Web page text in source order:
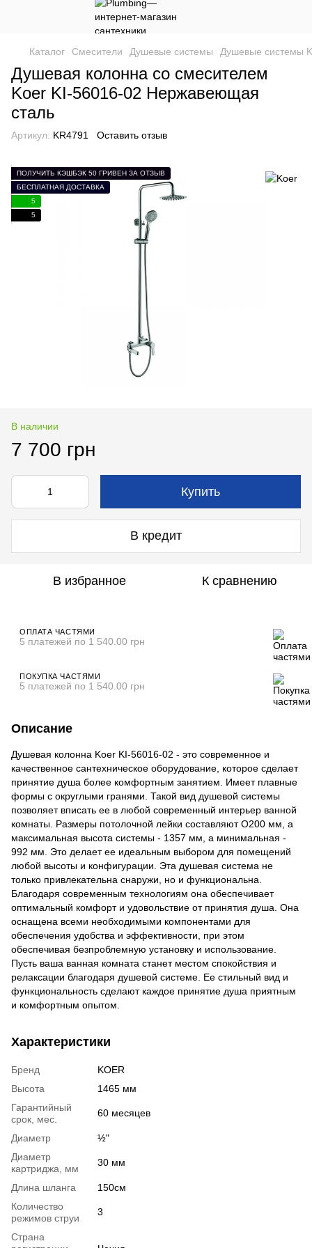
Каталог Смесители Душевые системы Душевые системы
Душевая колонна со смесителем
Koer KI-56016-02 Нержавеющая
сталь
Артикул: KR4791 Оставить отзыв
ПОЛУЧИТЬ КЭШБЭК 50 ГРИВЕН ЗА ОТЗЫВ
БЕСПЛАТНАЯ ДОСТАВКА
5
5
В наличии
7 700 грн
Купить
В кредит
В избранное К сравнению
ОПЛАТА ЧАСТЯМИ
5 платежей по 1 540.00 грн
ПОКУПКА ЧАСТЯМИ
5 платежей по 1 540.00 грн
Описание
Душевая колонна Koer KI-56016-02 - это современное и
качественное сантехническое оборудование, которое сделает
принятие душа более комфортным занятием. Имеет плавные
формы с округлыми гранями. Такой вид душевой системы
позволяет вписать ее в любой современный интерьер ванной
комнаты. Размеры потолочной лейки составляют O200 мм, а
максимальная высота системы - 1357 мм, а минимальная -
992 мм. Это делает ее идеальным выбором для помещений
любой высоты и конфигурации. Эта душевая система не
только привлекательна снаружи, но и функциональна.
Благодаря современным технологиям она обеспечивает
оптимальный комфорт и удовольствие от принятия душа. Она
оснащена всеми необходимыми компонентами для
обеспечения удобства и эффективности, при этом
обеспечивая безпроблемную установку и использование.
Пусть ваша ванная комната станет местом спокойствия и
релаксации благодаря душевой системе. Ее стильный вид и
функциональность сделают каждое принятие душа приятным
и комфортным опытом.
Характеристики
Бренд
KOER
Высота
1465 мм
Гарантийный
срок, мес.
60 месяцев
Диаметр
½"
Диаметр
картриджа, мм
30 мм
Длина шланга
150см
Количество
режимов струи
3
Страна